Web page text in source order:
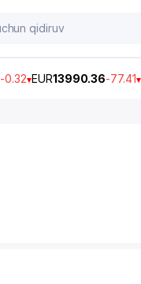
-0.32 EUR13990.36-77.41